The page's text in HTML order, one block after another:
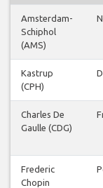
Amsterdam-
Schiphol
(AMS)
Kastrup
(CPH)
Charles De
Gaulle (CDG)
Frederic
Chopin